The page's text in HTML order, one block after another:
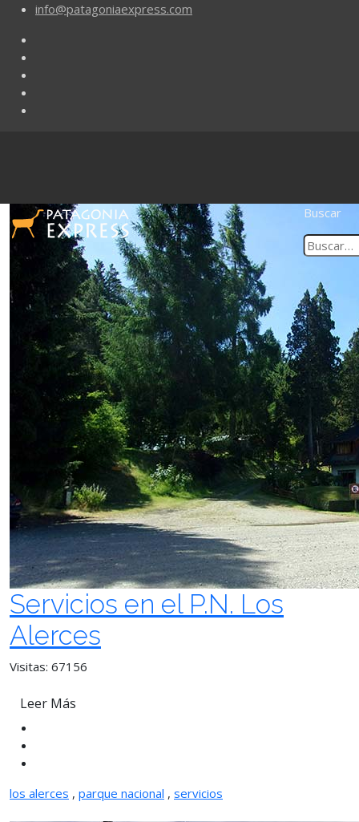
info@patagoniaexpress.com
Buscar
Servicios en el P.N. Los
Alerces
Visitas: 67156
Leer Más
los alerces , parque nacional , servicios